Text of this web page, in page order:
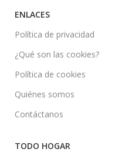
ENLACES
Política de privacidad
¿Qué son las cookies?
Política de cookies
Quiénes somos
Contáctanos
TODO HOGAR